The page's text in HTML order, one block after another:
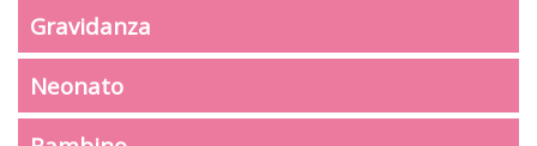
Gravidanza
Neonato